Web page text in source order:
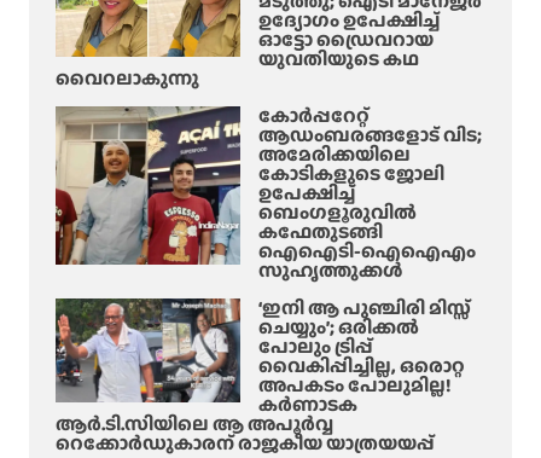
രി
യെ
പീ
പ്പി
ച്ച
കേ
സി
ലെ
പ്ര
തി
സ്നേ
ഹ
മെ
ർ
ൻ
ഉദ്യോഗം ഉപേക്ഷിച്ച്
ഓട്ടോ ഡ്രൈവറായ
യുവതിയുടെ കഥ
വൈറലാകുന്നു
കോർപ്പറേറ്റ്
ആഡംബരങ്ങളോട് വിട;
അമേരിക്കയിലെ
കോടികളുടെ ജോലി
ഉപേക്ഷിച്ച്
ബെംഗളൂരുവിൽ
കഫേതുടങ്ങി
ഐഐടി-ഐഐഎം
സുഹൃത്തുക്കൾ
‘ഇനി ആ പുഞ്ചിരി മിസ്സ്
ചെയ്യും’; ഒരിക്കൽ
പോലും ട്രിപ്പ്
വൈകിപ്പിച്ചില്ല, ഒരൊറ്റ
അപകടം പോലുമില്ല!
കർണാടക
ആർ.ടി.സിയിലെ ആ അപൂർവ്വ
റെക്കോർഡുകാരന് രാജകീയ യാത്രയയപ്പ്